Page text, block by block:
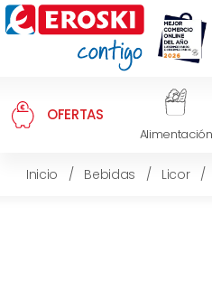
OFERTAS
Alimentación
Inicio / Bebidas / Licor /